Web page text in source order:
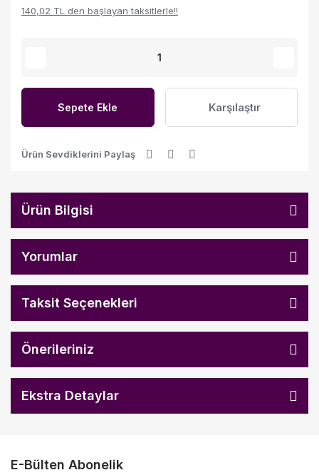
140,02 TL den başlayan taksitlerle!!
Sepete Ekle Karşılaştır
Ürün Sevdiklerini Paylaş
Ürün Bilgisi
Yorumlar
Taksit Seçenekleri
Önerileriniz
Ekstra Detaylar
E-Bülten Abonelik